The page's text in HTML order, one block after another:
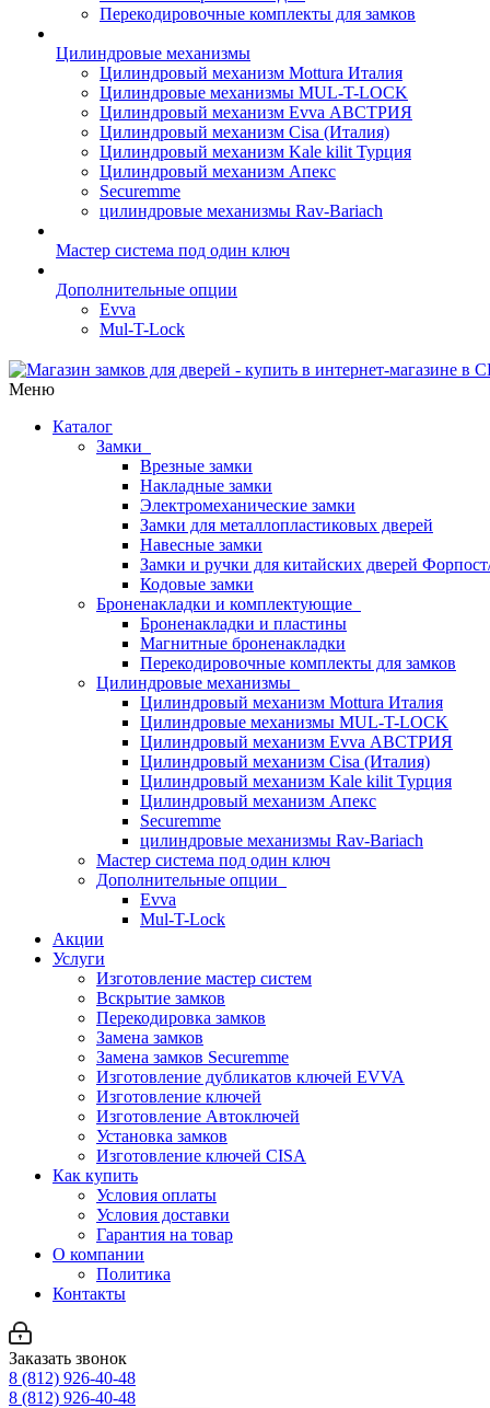
Перекодировочные комплекты для замков
Цилиндровые механизмы
Цилиндровый механизм Mottura Италия
Цилиндровые механизмы MUL-T-LOCK
Цилиндровый механизм Evva АВСТРИЯ
Цилиндровый механизм Cisa (Италия)
Цилиндровый механизм Kale kilit Турция
Цилиндровый механизм Апекс
Securemme
цилиндровые механизмы Rav-Bariach
Мастер система под один ключ
Дополнительные опции
Evva
Mul-T-Lock
Меню
Каталог
Замки
Врезные замки
Накладные замки
Электромеханические замки
Замки для металлопластиковых дверей
Навесные замки
Замки и ручки для китайских дверей
Кодовые замки
Броненакладки и комплектующие
Броненакладки и пластины
Магнитные броненакладки
Перекодировочные комплекты для замков
Цилиндровые механизмы
Цилиндровый механизм Mottura Италия
Цилиндровые механизмы MUL-T-LOCK
Цилиндровый механизм Evva АВСТРИЯ
Цилиндровый механизм Cisa (Италия)
Цилиндровый механизм Kale kilit Турция
Цилиндровый механизм Апекс
Securemme
цилиндровые механизмы Rav-Bariach
Мастер система под один ключ
Дополнительные опции
Evva
Mul-T-Lock
Акции
Услуги
Изготовление мастер систем
Вскрытие замков
Перекодировка замков
Замена замков
Замена замков Securemme
Изготовление дубликатов ключей EVVA
Изготовление ключей
Изготовление Автоключей
Установка замков
Изготовление ключей CISA
Как купить
Условия оплаты
Условия доставки
Гарантия на товар
О компании
Политика
Контакты
Заказать звонок
8 (812) 926-40-48
8 (812) 926-40-48